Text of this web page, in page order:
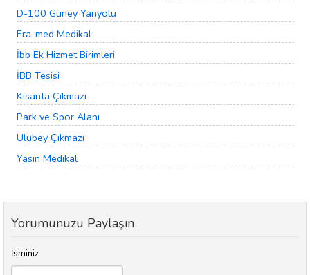
D-100 Güney Yanyolu
Era-med Medikal
İbb Ek Hizmet Birimleri
İBB Tesisi
Kısanta Çıkmazı
Park ve Spor Alanı
Ulubey Çıkmazı
Yasin Medikal
Yorumunuzu Paylaşın
İsminiz